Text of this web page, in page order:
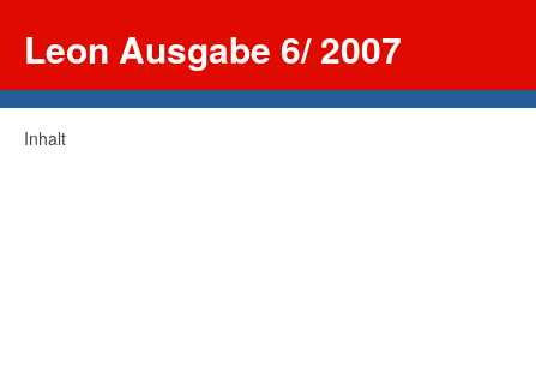
Leon Ausgabe 6/ 2007
Inhalt